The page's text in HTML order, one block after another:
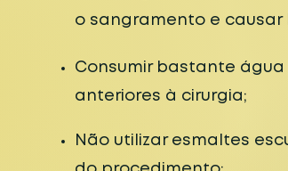
o sangramento e causar
Consumir bastante água
anteriores à cirurgia;
Não utilizar esmaltes